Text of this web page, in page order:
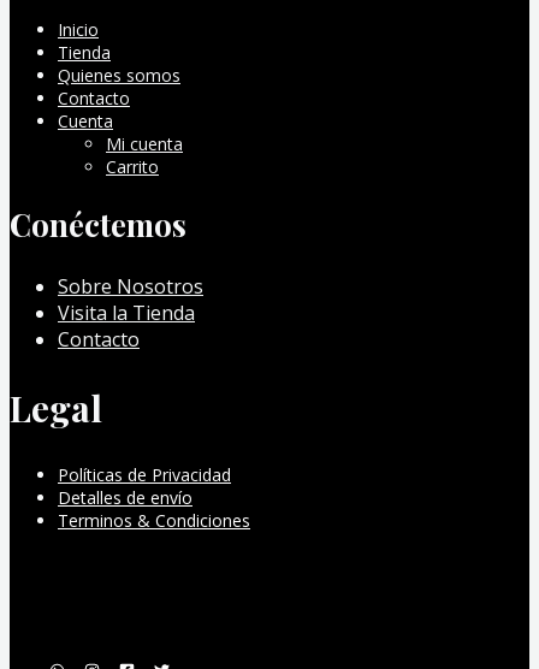
Inicio
Tienda
Quienes somos
Contacto
Cuenta
Mi cuenta
Carrito
Conéctemos
Sobre Nosotros
Visita la Tienda
Contacto
Legal
Políticas de Privacidad
Detalles de envío
Terminos & Condiciones